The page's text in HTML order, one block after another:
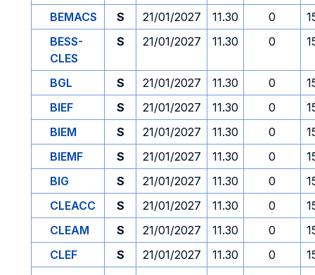
BEMACS
S 21/01/2027 11.30 0
BESS-
CLES
S 21/01/2027 11.30 0
BGL S 21/01/2027 11.30 0
BIEF
S 21/01/2027 11.30 0
BIEM
S 21/01/2027 11.30 0
BIEMF
S 21/01/2027 11.30 0
BIG
S 21/01/2027 11.30 0
CLEACC
S 21/01/2027 11.30 0
CLEAM
S 21/01/2027 11.30 0
CLEF
S 21/01/2027 11.30 0